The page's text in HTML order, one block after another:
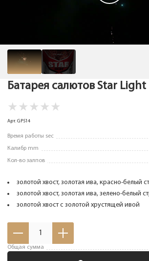
Батарея салютов Star Light
★ ★ ★ ★ ★
Арт. GP514
Время работы sec
Калибр mm
Кол-во залпов
золотой хвост, золотая ива, красно-белый
золотой хвост, золотая ива, зелено-белый
золотой хвост с золотой хрустящей ивой
1
Общая сумма